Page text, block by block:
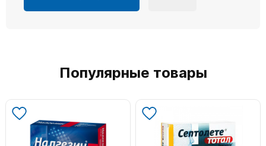
Популярные товары